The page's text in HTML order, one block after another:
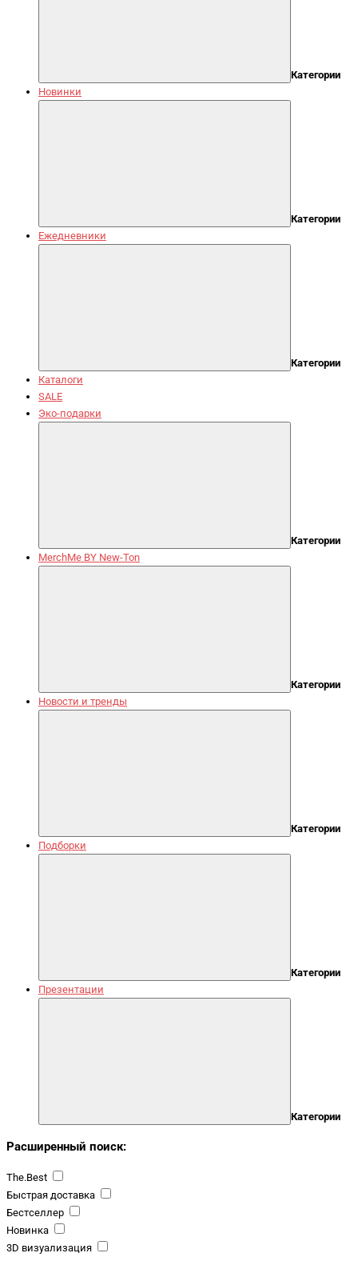
Категории
Новинки
Категории
Ежедневники
Категории
Каталоги
SALE
Эко-подарки
Категории
MerchMe BY New-Ton
Категории
Новости и тренды
Категории
Подборки
Категории
Презентации
Категории
Расширенный поиск:
The.Best
Быстрая доставка
Бестселлер
Новинка
3D визуализация